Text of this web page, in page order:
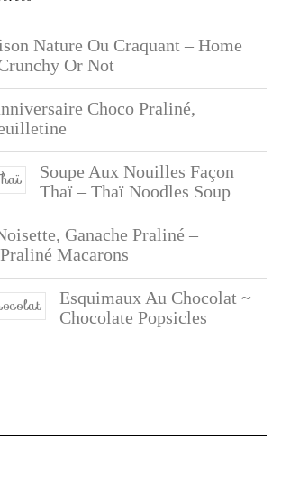
Nature Ou Craquant – Home
Or Not
Choco Praliné,
Soupe Aux Nouilles Façon
Thaï – Thaï Noodles Soup
Ganache Praliné –
Macarons
Esquimaux Au Chocolat ~
Chocolate Popsicles